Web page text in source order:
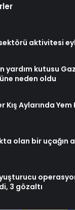
aktivitesi
yardım kutusu
neden oldu
Kış Aylarında
olan bir uçağın
3 gözaltı